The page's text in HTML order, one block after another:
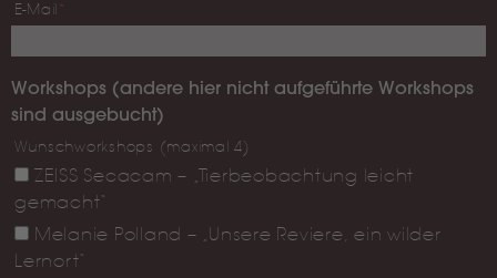
E-Mail*
Workshops (andere hier nicht aufgeführte Workshops
sind ausgebucht)
Wunschworkshops (maximal 4)
gemacht“
Lernort“